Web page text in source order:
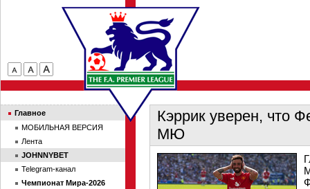
Кэррик уверен, что
МЮ
Главное
МОБИЛЬНАЯ ВЕРСИЯ
Лента
JOHNNYBET
Telegram-канал
Чемпионат Мира-2026